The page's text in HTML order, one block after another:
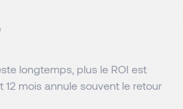
longtemps, plus le ROI est
12 mois annule souvent le retour